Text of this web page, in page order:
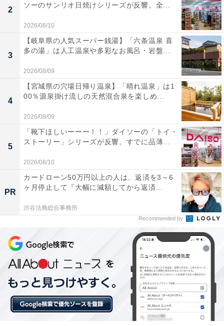
2
ソーのサンリオ日焼けシリーズが反響。全...
2026/08/10
3
【岐阜県の人気スーパー銭湯】「六条温泉 喜
多の湯」は人工温泉や多彩なお風呂・岩盤...
2026/08/09
4
【宮城県の穴場日帰り温泉】「晴れ温泉」は1
00％源泉掛け流しの天然混合泉を楽しめ...
2026/08/09
5
「靴下ほしいーーー！！」ダイソーの「トイ・
ストーリー」シリーズが反響。すでに品薄...
2026/08/10
PR
カードローン50万円以上の人は、返済を3～6
ヶ月停止して『大幅に減額してから返済...
渋谷法務総合事務所
Recommended by